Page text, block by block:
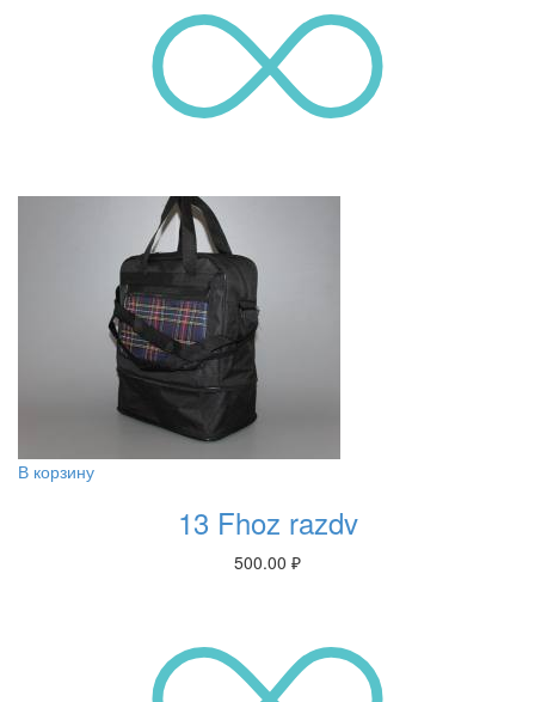
В корзину
13 Fhoz razdv
500.00 ₽